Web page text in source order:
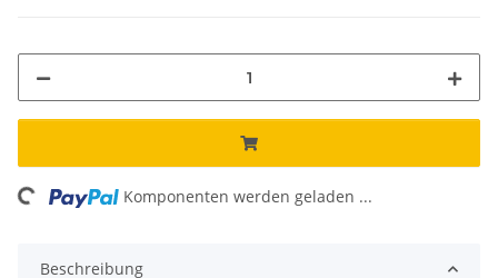
Komponenten werden geladen ...
Beschreibung